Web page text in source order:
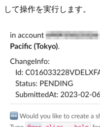
して操作を実行します。